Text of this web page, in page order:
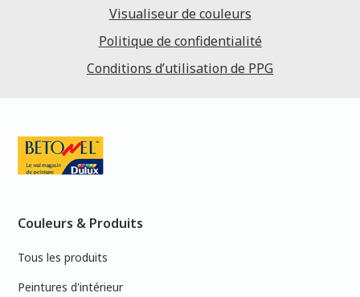
Visualiseur de couleurs
Politique de confidentialité
Conditions d’utilisation de PPG
Couleurs & Produits
Tous les produits
Peintures d'intérieur